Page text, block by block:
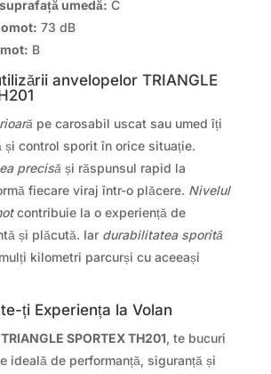
umedă: C
73 dB
B
anvelopelor TRIANGLE
pe carosabil uscat sau umed îți
și control sporit în orice situație.
precisă și răspunsul rapid la
fiecare viraj într-o plăcere. Nivelul
contribuie la o experiență de
și plăcută. Iar durabilitatea sporită
kilometri parcurși cu aceeași
ți Experiența la Volan
TRIANGLE SPORTEX TH201, te bucuri
ideală de performanță, siguranță și